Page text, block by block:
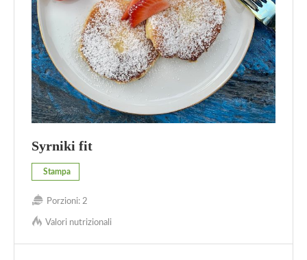
Syrniki fit
Stampa
Porzioni: 2
Valori nutrizionali